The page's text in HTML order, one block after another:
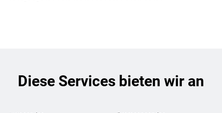
Diese Services bieten wir an